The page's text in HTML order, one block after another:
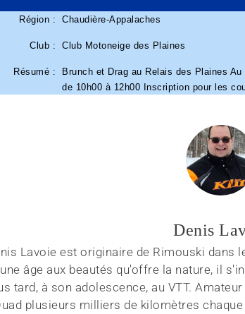
Région :Chaudière-Appalaches
Club :Club Motoneige des Plaines
Résumé :
Brunch et Drag au Relais des Plaines
de 10h00 à 12h00 Inscription pour les
Denis
Lavoie est originaire de Rimouski dans
âge aux beautés qu'offre la nature, il
tard, à son adolescence, au VTT.
plusieurs milliers de kilomètres